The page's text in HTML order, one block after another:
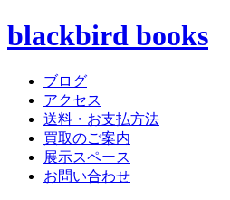
blackbird books
ブログ
アクセス
送料・お支払方法
買取のご案内
展示スペース
お問い合わせ